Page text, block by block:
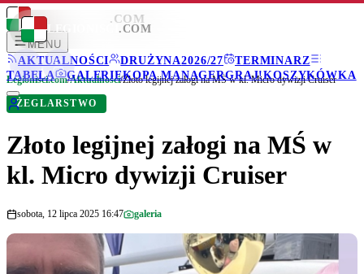
LEGIONISCI .COM
MENU
AKTUALNOŚCI
DRUŻYNA2026/27
TERMINARZ
TABELA
GALERIEKOPA MANAGERGRAJ!KOSZYKÓWKA
LEGIONISCI .COM
Legionisci.com/Aktualności/Złoto legijnej załogi na MŚ w kl. Micro dywizji Cruiser
ŻEGLARSTWO
Złoto legijnej załogi na MŚ w
kl. Micro dywizji Cruiser
sobota, 12 lipca 2025 16:47 galeria